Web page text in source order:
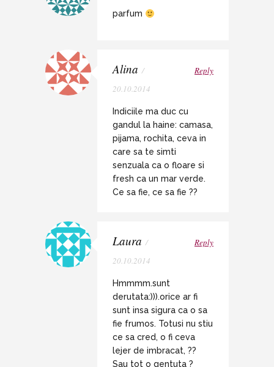
parfum
Alina /
20.10.2014
Reply
Indiciile ma duc cu
gandul la haine: camasa,
pijama, rochita, ceva in
care sa te simti
senzuala ca o floare si
fresh ca un mar verde.
Ce sa fie, ce sa fie ??
Laura /
20.10.2014
Reply
Hmmmm.sunt
derutata:))).orice ar fi
sunt insa sigura ca o sa
fie frumos. Totusi nu stiu
ce sa cred, o fi ceva
lejer de imbracat, ??
Sau tot o gentuta ?